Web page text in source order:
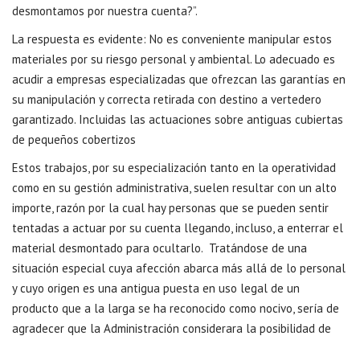
desmontamos por nuestra cuenta?”.
La respuesta es evidente: No es conveniente manipular estos
materiales por su riesgo personal y ambiental. Lo adecuado es
acudir a empresas especializadas que ofrezcan las garantías en
su manipulación y correcta retirada con destino a vertedero
garantizado. Incluidas las actuaciones sobre antiguas cubiertas
de pequeños cobertizos
Estos trabajos, por su especialización tanto en la operatividad
como en su gestión administrativa, suelen resultar con un alto
importe, razón por la cual hay personas que se pueden sentir
tentadas a actuar por su cuenta llegando, incluso, a enterrar el
material desmontado para ocultarlo. Tratándose de una
situación especial cuya afección abarca más allá de lo personal
y cuyo origen es una antigua puesta en uso legal de un
producto que a la larga se ha reconocido como nocivo, sería de
agradecer que la Administración considerara la posibilidad de